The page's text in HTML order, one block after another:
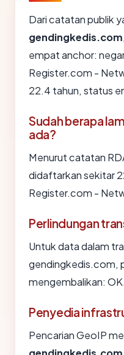
Dari catatan publik
gendingkedis.com
empat anchor:
Register.com -
22.4 tahun, status
Sudah berapa
ada?
Menurut catatan
didaftarkan sekitar
Register.com -
Perlindungan
Untuk data dalam
gendingkedis.com,
mengembalikan: OK.
Penyedia
Pencarian GeoIP